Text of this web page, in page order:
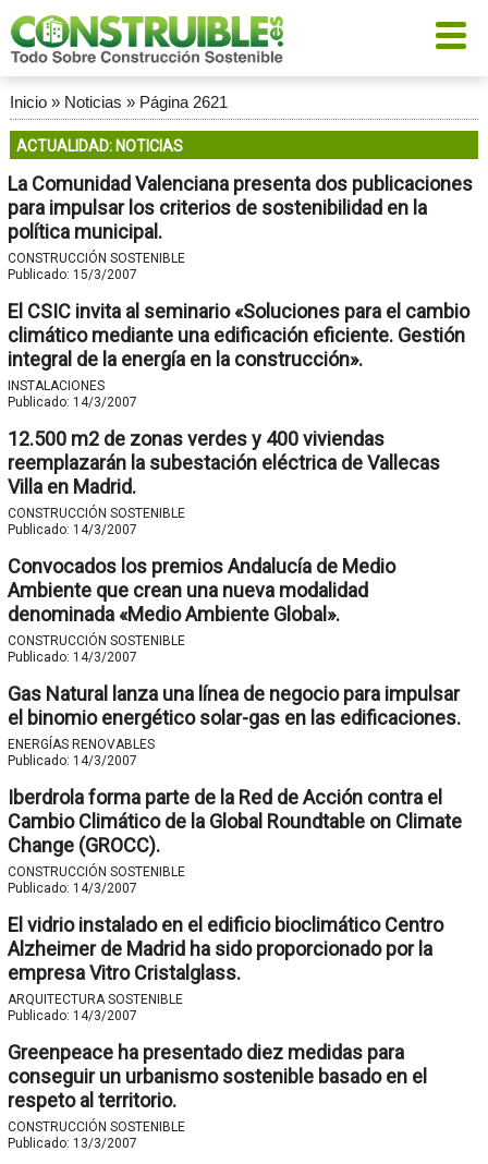
Inicio» Noticias » Página 2621
ACTUALIDAD: NOTICIAS
La Comunidad Valenciana presenta dos publicaciones
para impulsar los criterios de sostenibilidad en la
política municipal.
CONSTRUCCIÓN SOSTENIBLE
Publicado: 15/3/2007
El CSIC invita al seminario «Soluciones para el cambio
climático mediante una edificación eficiente. Gestión
integral de la energía en la construcción».
INSTALACIONES
Publicado: 14/3/2007
12.500 m2 de zonas verdes y 400 viviendas
reemplazarán la subestación eléctrica de Vallecas
Villa en Madrid.
CONSTRUCCIÓN SOSTENIBLE
Publicado: 14/3/2007
Convocados los premios Andalucía de Medio
Ambiente que crean una nueva modalidad
denominada «Medio Ambiente Global».
CONSTRUCCIÓN SOSTENIBLE
Publicado: 14/3/2007
Gas Natural lanza una línea de negocio para impulsar
el binomio energético solar-gas en las edificaciones.
ENERGÍAS RENOVABLES
Publicado: 14/3/2007
Iberdrola forma parte de la Red de Acción contra el
Cambio Climático de la Global Roundtable on Climate
Change (GROCC).
CONSTRUCCIÓN SOSTENIBLE
Publicado: 14/3/2007
El vidrio instalado en el edificio bioclimático Centro
Alzheimer de Madrid ha sido proporcionado por la
empresa Vitro Cristalglass.
ARQUITECTURA SOSTENIBLE
Publicado: 14/3/2007
Greenpeace ha presentado diez medidas para
conseguir un urbanismo sostenible basado en el
respeto al territorio.
CONSTRUCCIÓN SOSTENIBLE
Publicado: 13/3/2007